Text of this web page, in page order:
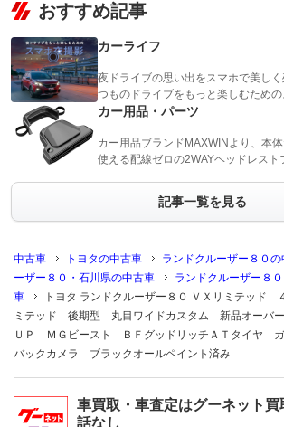
おすすめ記事
カーライフ
夜ドライブの思い出をスマホで美し
つものドライブをもっと楽しむため
カー用品・パーツ
カー用品ブランドMAXWINより、本
使える配線ゼロの2WAYヘッドレス
記事一覧を見る
中古車 トヨタの中古車 ランドクルーザー８０の
ーザー８０・石川県の中古車
ランドクルーザー８
車
トヨタ ランドクルーザー８０ ＶＸリミテッド
ミテッド 後期型 丸目ワイドカスタム 新品オーバ
ＵＰ ＭＧビースト ＢＦグッドリッチＡＴタイヤ
バックカメラ ブラックオールペイント済み
車買取・車査定はグーネット
話なし